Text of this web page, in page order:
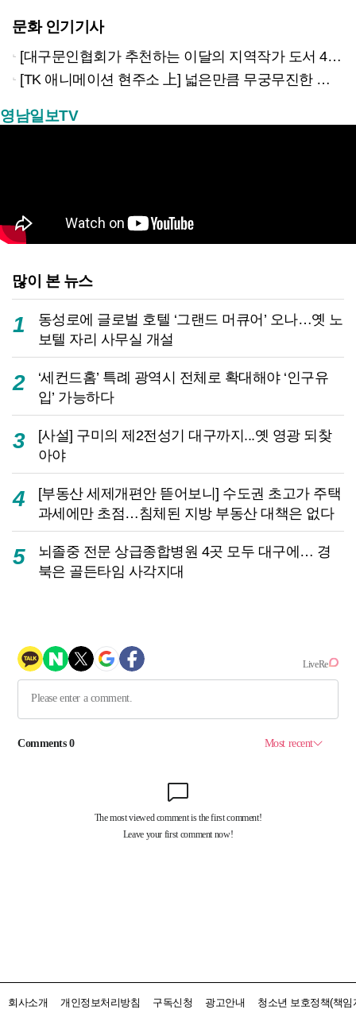
문화 인기기사
[대구문인협회가 추천하는 이달의 지역작가 도서 4권]
[TK 애니메이션 현주소 上] 넓은만큼 무궁무진한 이야기…경북은 ‘스토리 IP’의 원천
영남일보TV
많이 본 뉴스
1
동성로에 글로벌 호텔 ‘그랜드 머큐어’ 오나…옛 노
보텔 자리 사무실 개설
2
‘세컨드홈’ 특례 광역시 전체로 확대해야 ‘인구유
입’ 가능하다
3
[사설] 구미의 제2전성기 대구까지...옛 영광 되찾
아야
4
[부동산 세제개편안 뜯어보니] 수도권 초고가 주택
과세에만 초점…침체된 지방 부동산 대책은 없다
5
뇌졸중 전문 상급종합병원 4곳 모두 대구에… 경
북은 골든타임 사각지대
회사소개 개인정보처리방침 구독신청 광고안내 청소년 보호정책(책임